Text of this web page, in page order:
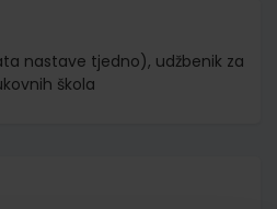
nastave tjedno), udžbenik za
škola